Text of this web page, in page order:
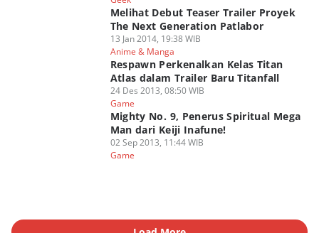
Melihat Debut Teaser Trailer Proyek
The Next Generation Patlabor
13 Jan 2014, 19:38 WIB
Anime & Manga
Respawn Perkenalkan Kelas Titan
Atlas dalam Trailer Baru Titanfall
24 Des 2013, 08:50 WIB
Game
Mighty No. 9, Penerus Spiritual Mega
Man dari Keiji Inafune!
02 Sep 2013, 11:44 WIB
Game